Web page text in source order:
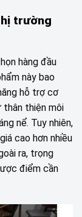
trường
hàng đầu
này bao
hỗ trợ cơ
thân thiện môi
nể. Tuy nhiên,
cao hơn nhiều
ra, trọng
điểm cần